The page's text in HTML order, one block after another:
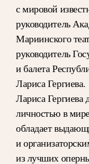
с мировой
руководитель
Мариинского
руководитель
и балета
Лариса Гергиева.
Лариса Гергиева
личностью в
обладает
и
из лучших